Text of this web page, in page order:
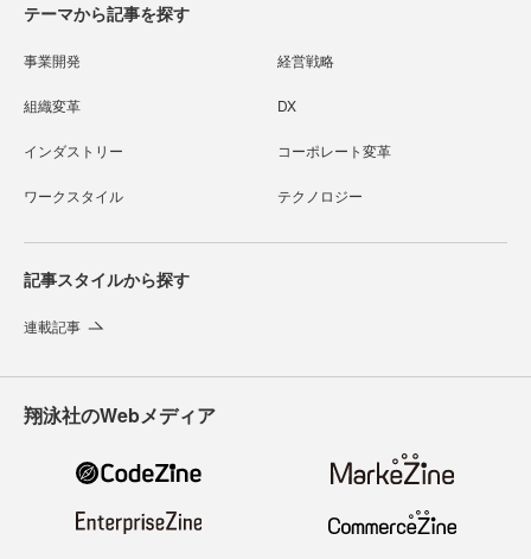
テーマから記事を探す
事業開発 経営戦略
組織変革 DX
インダストリー コーポレート変革
ワークスタイル テクノロジー
記事スタイルから探す
連載記事
翔泳社のWebメディア